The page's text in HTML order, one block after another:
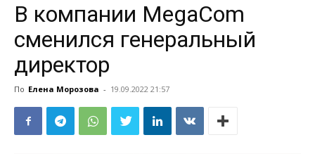
В компании MegaCom
сменился генеральный
директор
По Елена Морозова - 19.09.2022 21:57